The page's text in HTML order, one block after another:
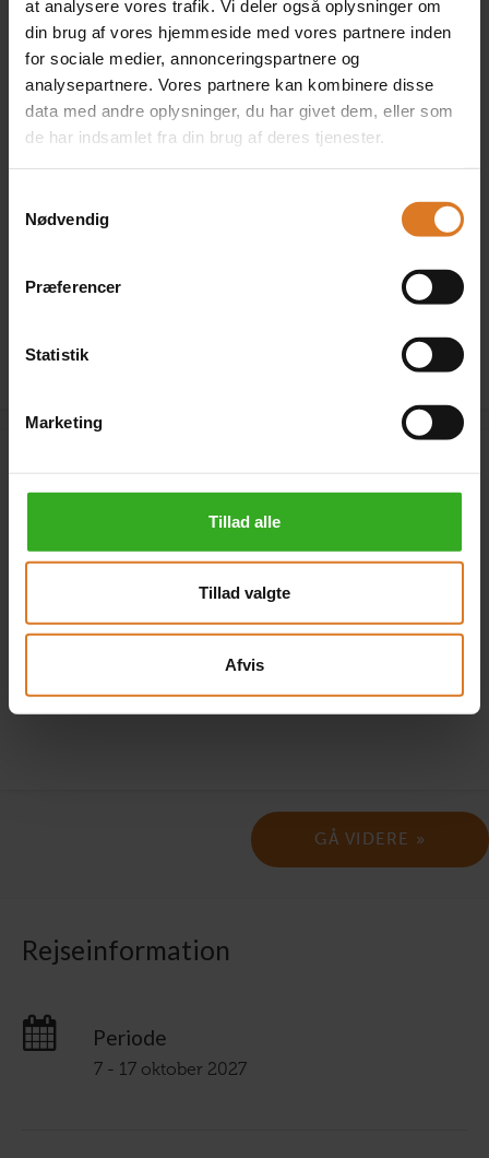
at analysere vores trafik. Vi deler også oplysninger om
din brug af vores hjemmeside med vores partnere inden
for sociale medier, annonceringspartnere og
analysepartnere. Vores partnere kan kombinere disse
data med andre oplysninger, du har givet dem, eller som
de har indsamlet fra din brug af deres tjenester.
Nødvendig
Præferencer
Statistik
Marketing
Tillad alle
Tillad valgte
Afvis
Inkluderet i rejsens pris
Læs mere »
2 x Dobbeltværelse som
eneværelse (Ikke
+DKK 5.295 pr. person
annoncekoden fra annoncen.
Rejseinformation
Periode
7 - 17 oktober 2027